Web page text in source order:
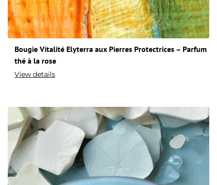
Bougie Vitalité Elyterra aux Pierres Protectrices – Parfum
thé à la rose
View details